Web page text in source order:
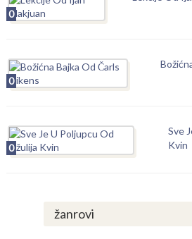
0
0
0
Sve
Kvin
žanrovi